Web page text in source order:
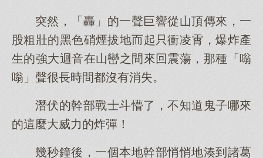
突然，「轟」的一聲巨響從山頂傳來，一
股粗壯的黑色硝煙拔地而起只衝凌霄，爆炸產
生的強大迴音在山巒之間來回震蕩，那種「嗡
嗡」聲很長時間都沒有消失。
潛伏的幹部戰士斗懵了，不知道鬼子哪來
的這麼大威力的炸彈！
幾秒鐘後，一個本地幹部悄悄地湊到諸葛